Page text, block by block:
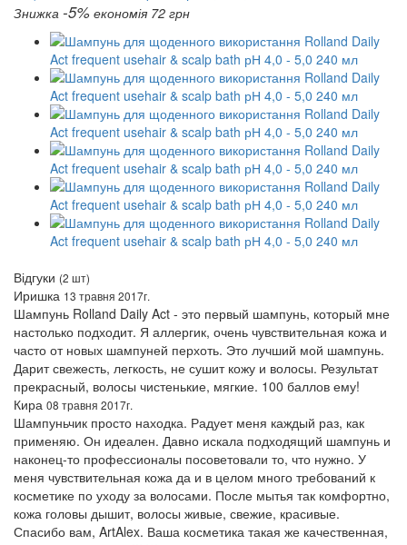
Знижка -5% економія 72 грн
Відгуки (2 шт)
Иришка 13 травня 2017г.
Шампунь Rolland Daily Act - это первый шампунь, который мне
настолько подходит. Я аллергик, очень чувствительная кожа и
часто от новых шампуней перхоть. Это лучший мой шампунь.
Дарит свежесть, легкость, не сушит кожу и волосы. Результат
прекрасный, волосы чистенькие, мягкие. 100 баллов ему!
Кира 08 травня 2017г.
Шампуньчик просто находка. Радует меня каждый раз, как
применяю. Он идеален. Давно искала подходящий шампунь и
наконец-то профессионалы посоветовали то, что нужно. У
меня чувствительная кожа да и в целом много требований к
косметике по уходу за волосами. После мытья так комфортно,
кожа головы дышит, волосы живые, свежие, красивые.
Спасибо вам, ArtAlex. Ваша косметика такая же качественная,